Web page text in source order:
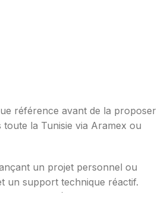
référence avant de la proposer
la Tunisie via Aramex ou
un projet personnel ou
un support technique réactif.